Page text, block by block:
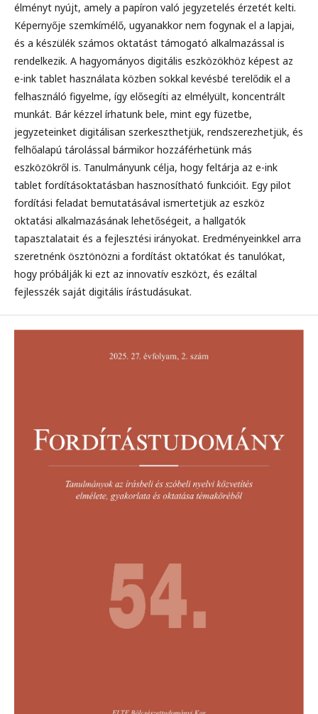
élményt nyújt, amely a papíron való jegyzetelés érzetét kelti.
Képernyője szemkímélő, ugyanakkor nem fogynak el a lapjai,
és a készülék számos oktatást támogató alkalmazással is
rendelkezik. A hagyományos digitális eszközökhöz képest az
e-ink tablet használata közben sokkal kevésbé terelődik el a
felhasználó figyelme, így elősegíti az elmélyült, koncentrált
munkát. Bár kézzel írhatunk bele, mint egy füzetbe,
jegyzeteinket digitálisan szerkeszthetjük, rendszerezhetjük, és
felhőalapú tárolással bármikor hozzáférhetünk más
eszközökről is. Tanulmányunk célja, hogy feltárja az e-ink
tablet fordításoktatásban hasznosítható funkcióit. Egy pilot
fordítási feladat bemutatásával ismertetjük az eszköz
oktatási alkalmazásának lehetőségeit, a hallgatók
tapasztalatait és a fejlesztési irányokat. Eredményeinkkel arra
szeretnénk ösztönözni a fordítást oktatókat és tanulókat,
hogy próbálják ki ezt az innovatív eszközt, és ezáltal
fejlesszék saját digitális írástudásukat.